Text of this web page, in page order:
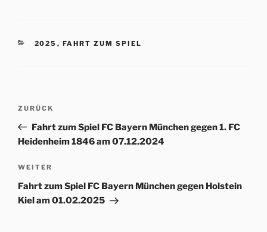
KATEGORIEN
2025 , FAHRT ZUM SPIEL
Beitrags-
Vorheriger
Beitrag
ZURÜCK
Fahrt zum Spiel FC Bayern München gegen 1. FC
Heidenheim 1846 am 07.12.2024
Nächster
Beitrag
WEITER
Fahrt zum Spiel FC Bayern München gegen Holstein
Kiel am 01.02.2025